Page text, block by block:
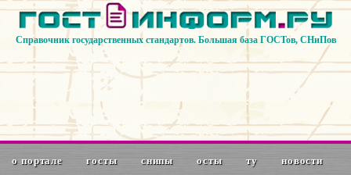
Справочник государственных стандартов. Большая база ГОСТов, СНиПов
о портале госты снипы осты ту новости